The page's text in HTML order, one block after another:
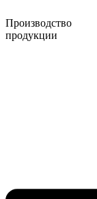
Производство
продукции